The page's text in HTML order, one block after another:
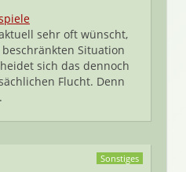
sehr oft wünscht,
Situation
sich das dennoch
Flucht. Denn
Sonstiges